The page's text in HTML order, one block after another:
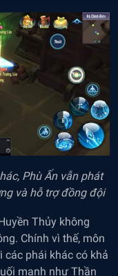
Phù Ấn vẫn phát
và hỗ trợ đồng đội
Thủy không
Chính vì thế, môn
các phái khác có khả
mạnh như Thần